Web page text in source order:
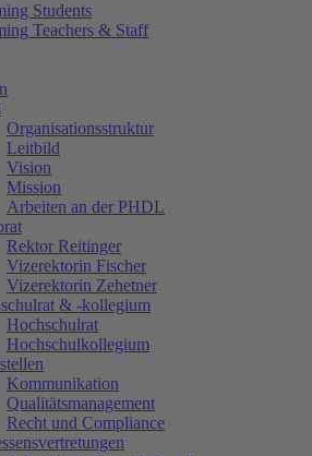
Students
Teachers & Staff
Organisationsstruktur
Leitbild
Vision
Mission
Arbeiten an der PHDL
Rektor Reitinger
Vizerektorin Fischer
Vizerektorin Zehetner
& -kollegium
Hochschulrat
Hochschulkollegium
Kommunikation
Qualitätsmanagement
Recht und Compliance